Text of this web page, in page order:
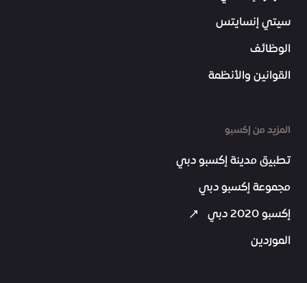
سيتي إنسايتس
الوظائف
القوانين والأنظمة
المزيد من إكسبو
تطبيق مدينة إكسبو دبي
مجموعة إكسبو دبي
إكسبو 2020 دبي
الموردين